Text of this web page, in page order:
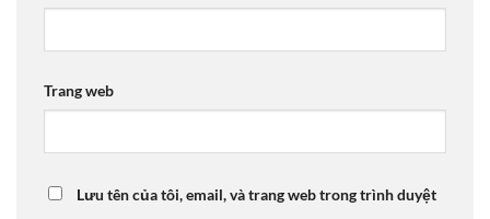
Trang web
Lưu tên của tôi, email, và trang web trong trình duyệt